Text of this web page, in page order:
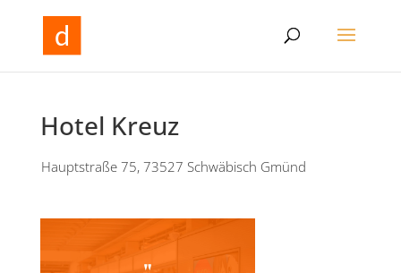
Hotel Kreuz
Hauptstraße 75, 73527 Schwäbisch Gmünd